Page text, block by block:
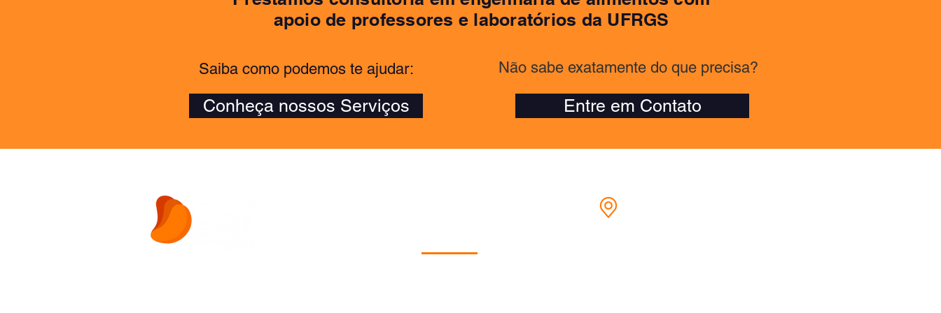
apoio de professores e laboratórios da UFRGS
Saiba como podemos te ajudar:
Conheça nossos Serviços
Não sabe exatamente do que precisa?
Entre em Contato